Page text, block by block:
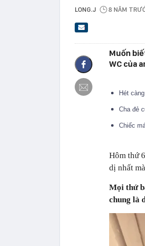
LONG.J 8 NĂM
Muốn
WC của
Hét
Cha đẻ
Chiếc
Hôm thứ
dị nhất
Mọi thứ
chung là